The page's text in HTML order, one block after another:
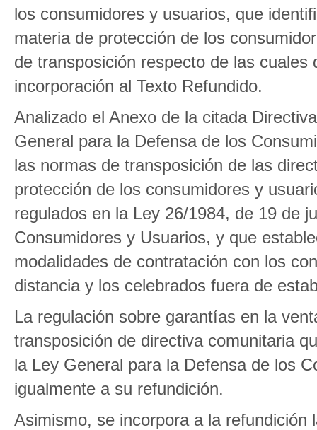
los consumidores y usuarios, que
materia de protección de los
de transposición respecto de las
incorporación al Texto Refundido.
Analizado el Anexo de la citada
General para la Defensa de los
las normas de transposición de las
protección de los consumidores y
regulados en la Ley 26/1984, de 19 de
Consumidores y Usuarios, y que
modalidades de contratación con los
distancia y los celebrados fuera de
La regulación sobre garantías en la
transposición de directiva comunitaria
la Ley General para la Defensa de los
igualmente a su refundición.
Asimismo, se incorpora a la